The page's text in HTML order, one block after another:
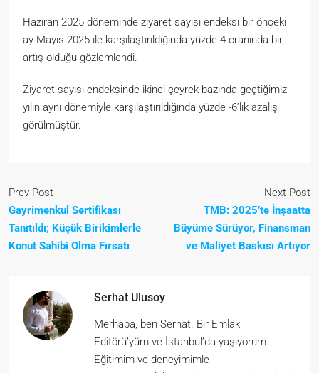
Haziran 2025 döneminde ziyaret sayısı endeksi bir önceki
ay Mayıs 2025 ile karşılaştırıldığında yüzde 4 oranında bir
artış olduğu gözlemlendi.
Ziyaret sayısı endeksinde ikinci çeyrek bazında geçtiğimiz
yılın aynı dönemiyle karşılaştırıldığında yüzde -6’lık azalış
görülmüştür.
Prev Post
Gayrimenkul Sertifikası
Tanıtıldı; Küçük Birikimlerle
Konut Sahibi Olma Fırsatı
Next Post
TMB: 2025’te İnşaatta
Büyüme Sürüyor, Finansman
ve Maliyet Baskısı Artıyor
Serhat Ulusoy
Merhaba, ben Serhat. Bir Emlak
Editörü’yüm ve İstanbul’da yaşıyorum.
Eğitimim ve deneyimimle